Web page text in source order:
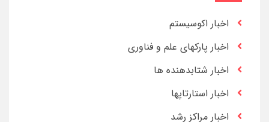
اخبار اکوسیستم
اخبار پارکهای علم و فناوری
اخبار شتابدهنده ها
اخبار استارتاپها
اخبار مراکز رشد